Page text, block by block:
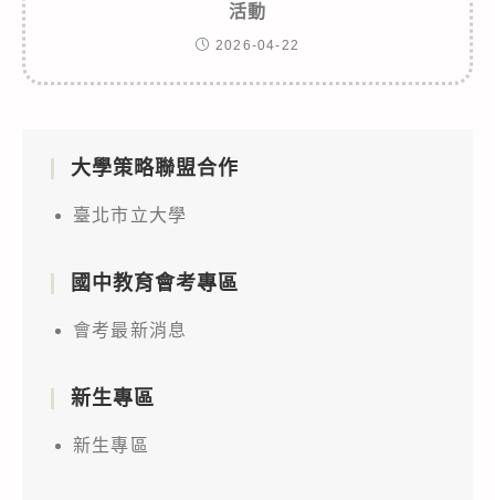
活動
2026-04-22
大學策略聯盟合作
臺北市立大學
國中教育會考專區
會考最新消息
新生專區
新生專區